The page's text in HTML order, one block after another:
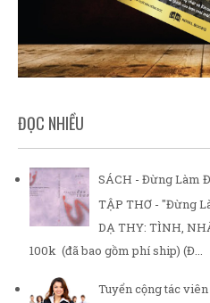
ĐỌC NHIỀU
SÁCH - Đừng Làm
TẬP THƠ - "Đừng
DẠ THY: TÌNH,
100k (đã bao gồm phí ship) (Đ...
Tuyển cộng tác